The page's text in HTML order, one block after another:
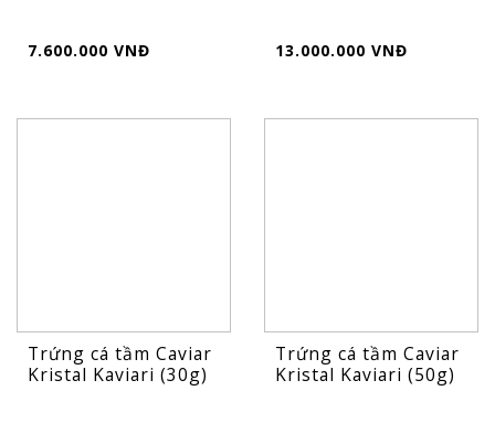
7.600.000 VNĐ 13.000.000 VNĐ
Trứng cá tầm Caviar
Kristal Kaviari (30g)
Trứng cá tầm Caviar
Kristal Kaviari (50g)